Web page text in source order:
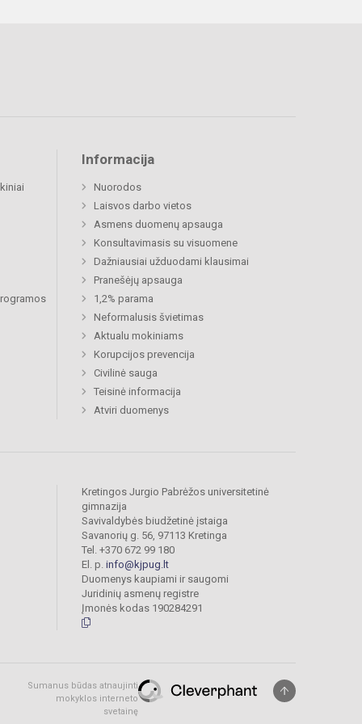
Informacija
Nuorodos
Laisvos darbo vietos
Asmens duomenų apsauga
Konsultavimasis su visuomene
Dažniausiai užduodami klausimai
Pranešėjų apsauga
1,2% parama
Neformalusis švietimas
Aktualu mokiniams
Korupcijos prevencija
Civilinė sauga
Teisinė informacija
Atviri duomenys
Kretingos Jurgio Pabrėžos universitetinė
gimnazija
Savivaldybės biudžetinė įstaiga
Savanorių g. 56, 97113 Kretinga
Tel. +370 672 99 180
El. p. info@kjpug.lt
Duomenys kaupiami ir saugomi
Juridinių asmenų registre
Įmonės kodas 190284291
Sumanus būdas atnaujinti
mokyklos interneto
svetainę